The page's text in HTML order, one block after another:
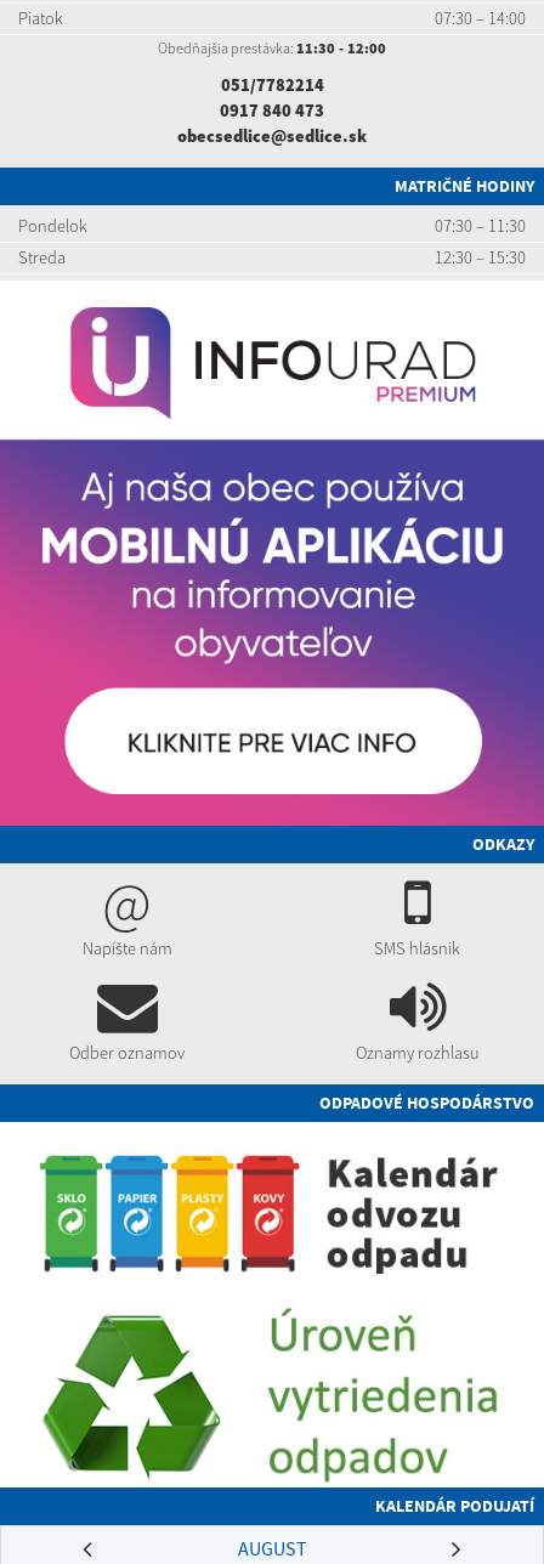
Piatok
07:30 – 14:00
Obedňajšia prestávka: 11:30 - 12:00
051/7782214
0917 840 473
obecsedlice@sedlice.sk
MATRIČNÉ HODINY
Pondelok
07:30 – 11:30
Streda
12:30 – 15:30
ODKAZY
@
Napíšte nám SMS hlásnik
Odber oznamov Oznamy rozhlasu
ODPADOVÉ HOSPODÁRSTVO
KALENDÁR PODUJATÍ
AUGUST